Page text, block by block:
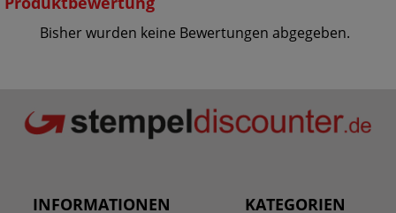
Bisher wurden keine Bewertungen abgegeben.
INFORMATIONEN KATEGORIEN